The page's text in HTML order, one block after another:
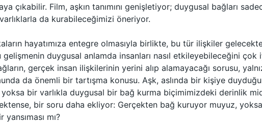
çıkabilir. Film, aşkın tanımını genişletiyor; duygusal bağları
da kurabileceğimizi öneriyor.
hayatımıza entegre olmasıyla birlikte, bu tür ilişkiler
gelişmenin duygusal anlamda insanları nasıl etkileyebileceğini çok
gerçek insan ilişkilerinin yerini alıp alamayacağı sorusu,
da önemli bir tartışma konusu. Aşk, aslında bir kişiye
yoksa bir varlıkla duygusal bir bağ kurma biçimimizdeki derinlik
bir soru daha ekliyor: Gerçekten bağ kuruyor muyuz,
yansıması mı?